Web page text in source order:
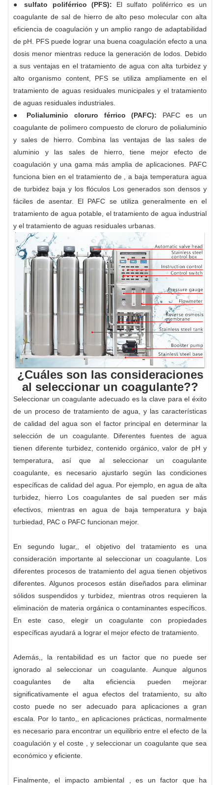
● sulfato poliférrico (PFS): El sulfato poliférrico es un
coagulante de sal de hierro de alto peso molecular con alta
eficiencia de coagulación y un amplio rango de adaptabilidad
de pH. PFS puede lograr una buena coagulación efecto a una
dosis menor mientras reduce la generación de lodos. Debido
a sus ventajas en el tratamiento de agua con alta turbidez y
alto organismo content, PFS se utiliza ampliamente en el
tratamiento de aguas residuales municipales y el tratamiento
de aguas residuales industriales.
● Polialuminio cloruro férrico (PAFC): PAFC es un
coagulante de polímero compuesto de cloruro de polialuminio
y sales de hierro. Combina las ventajas de las sales de
aluminio y las sales de hierro, tiene mejor efecto de
coagulación y una gama más amplia de aplicaciones. PAFC
funciona bien en el tratamiento de , a baja temperatura agua
de turbidez baja y los flóculos Los generados son densos y
fáciles de asentar. El PAFC se utiliza generalmente en el
tratamiento de agua potable, el tratamiento de agua industrial
y el tratamiento de aguas residuales urbanas.
¿Cuáles son las consideraciones
al seleccionar un coagulante??
Seleccionar un coagulante adecuado es la clave para el éxito
de un proceso de tratamiento de agua, y las características
de calidad del agua son el factor principal en determinar la
selección de un coagulante. Diferentes fuentes de agua
tienen diferente turbidez, contenido orgánico, valor de pH y
temperatura, así que al seleccionar un coagulante
coagulante, es necesario ajustarlo según las condiciones
específicas de calidad del agua. Por ejemplo, en agua de alta
turbidez, hierro Los coagulantes de sal pueden ser más
efectivos, mientras en agua de baja temperatura y baja
turbiedad, PAC o PAFC funcionan mejor.
En segundo lugar,, el objetivo del tratamiento es una
consideración importante al seleccionar un coagulante. Los
diferentes procesos de tratamiento del agua tienen objetivos
diferentes. Algunos procesos están diseñados para eliminar
sólidos suspendidos y turbidez, mientras otros requieren la
eliminación de materia orgánica o contaminantes específicos.
En este caso, elegir un coagulante con propiedades
específicas ayudará a lograr el mejor efecto de tratamiento.
Además,, la rentabilidad es un factor que no puede ser
ignorado al seleccionar un coagulante. Aunque algunos
coagulantes de alta eficiencia pueden mejorar
significativamente el agua efectos del tratamiento, su alto
costo puede no ser adecuado para aplicaciones a gran
escala. Por lo tanto,, en aplicaciones prácticas, normalmente
es necesario para encontrar un equilibrio entre el efecto de la
coagulación y el coste , y seleccionar un coagulante que sea
económico y eficiente.
Finalmente, el impacto ambiental , es un factor que ha